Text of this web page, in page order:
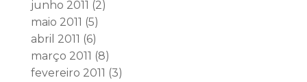
junho 2011 (2)
maio 2011 (5)
abril 2011 (6)
março 2011 (8)
fevereiro 2011 (3)